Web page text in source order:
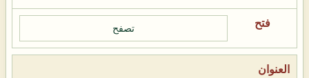
تصفح